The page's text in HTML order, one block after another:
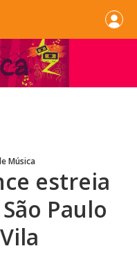
Música
estreia
Paulo